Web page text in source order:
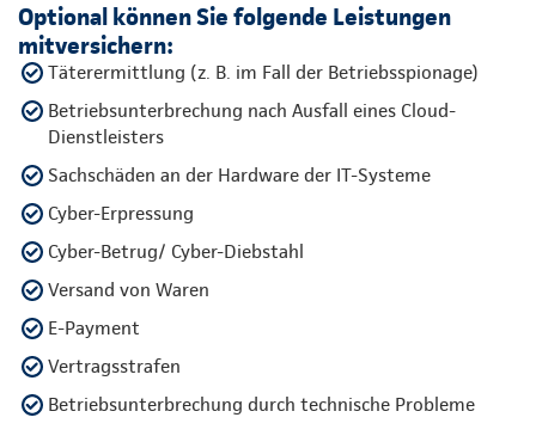
Optional können Sie folgende Leistungen
mitversichern:
Täterermittlung (z. B. im Fall der Betriebsspionage)
Betriebsunterbrechung nach Ausfall eines Cloud-
Dienstleisters
Sachschäden an der Hardware der IT-Systeme
Cyber-Erpressung
Cyber-Betrug/ Cyber-Diebstahl
Versand von Waren
E-Payment
Vertragsstrafen
Betriebsunterbrechung durch technische Probleme